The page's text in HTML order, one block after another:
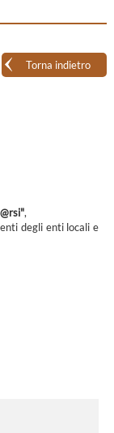
Torna indietro
,
degli enti locali e